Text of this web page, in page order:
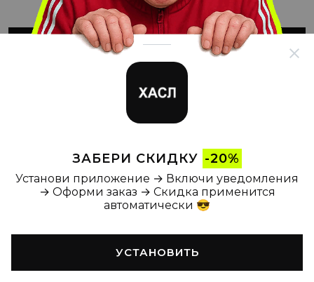
ЗАБЕРИ СКИДКУ -20%
Установи приложение → Включи уведомления
→ Оформи заказ → Скидка применится
автоматически 😎
УСТАНОВИТЬ
ВЕРНУТЬСЯ НА ГЛАВНУЮ
Главная Каталог Корзина Новости Профиль